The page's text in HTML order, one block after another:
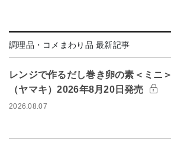
調理品・コメまわり品 最新記事
レンジで作るだし巻き卵の素＜ミニ＞
（ヤマキ）2026年8月20日発売
2026.08.07